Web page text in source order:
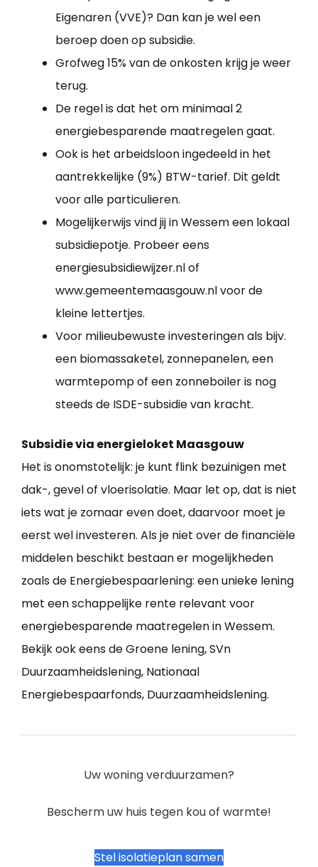
Eigenaren (VVE)? Dan kan je wel een
beroep doen op subsidie.
Grofweg 15% van de onkosten krijg je weer
terug.
De regel is dat het om minimaal 2
energiebesparende maatregelen gaat.
Ook is het arbeidsloon ingedeeld in het
aantrekkelijke (9%) BTW-tarief. Dit geldt
voor alle particulieren.
Mogelijkerwijs vind jij in Wessem een lokaal
subsidiepotje. Probeer eens
energiesubsidiewijzer.nl of
www.gemeentemaasgouw.nl voor de
kleine lettertjes.
Voor milieubewuste investeringen als bijv.
een biomassaketel, zonnepanelen, een
warmtepomp of een zonneboiler is nog
steeds de ISDE-subsidie van kracht.
Subsidie via energieloket Maasgouw
Het is onomstotelijk: je kunt flink bezuinigen met
dak-, gevel of vloerisolatie. Maar let op, dat is niet
iets wat je zomaar even doet, daarvoor moet je
eerst wel investeren. Als je niet over de financiële
middelen beschikt bestaan er mogelijkheden
zoals de Energiebespaarlening: een unieke lening
met een schappelijke rente relevant voor
energiebesparende maatregelen in Wessem.
Bekijk ook eens de Groene lening, SVn
Duurzaamheidslening, Nationaal
Energiebespaarfonds, Duurzaamheidslening.
Uw woning verduurzamen?
Bescherm uw huis tegen kou of warmte!
Stel isolatieplan samen